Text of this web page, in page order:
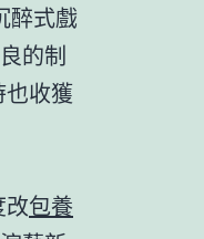
醉式戲
的制
收獲
包養